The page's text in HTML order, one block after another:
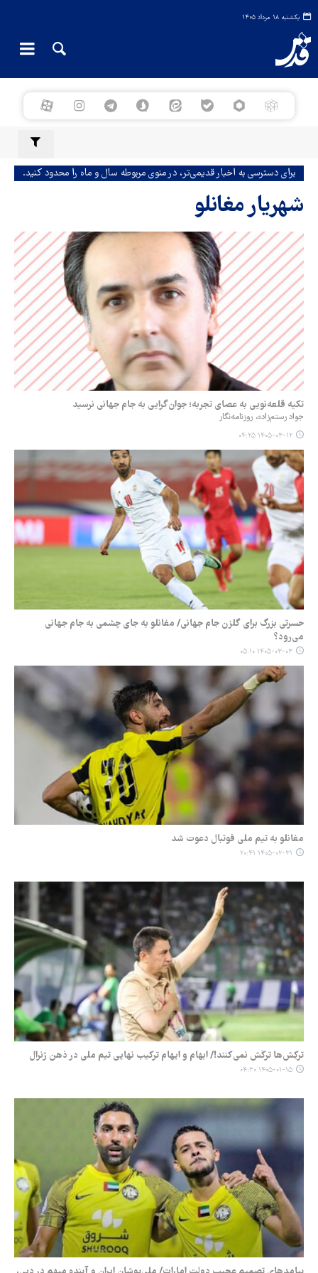
یکشنبه ۱۸ مرداد ۱۴۰۵
برای دسترسی به اخبار قدیمی‌تر، در منوی مربوطه سال و ماه را محدود کنید.
شهریار مغانلو
تکیه قلعه‌نویی به عصای تجربه؛ جوان‌گرایی به جام جهانی‌ نرسید
جواد رستم‌زاده، روزنامه‌نگار
۱۴۰۵-۰۳-۱۲ ۰۴:۲۵
حسرتی بزرگ برای گلزن جام جهانی/ مغانلو به جای چشمی به جام جهانی
می‌رود؟
۱۴۰۵-۰۳-۰۳ ۰۵:۱۰
مغانلو به تیم ملی فوتبال دعوت شد
۱۴۰۵-۰۲-۳۱ ۲۰:۴۱
ترکِش‌ها ترکَش نمی‌کنند!/ ابهام‌ و ایهام‌ ترکیب نهایی تیم ملی در ذهن ژنرال
۱۴۰۵-۰۱-۱۵ ۰۴:۳۰